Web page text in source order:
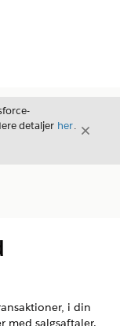
detaljer her.
Luk
i din
med salgsaftaler.